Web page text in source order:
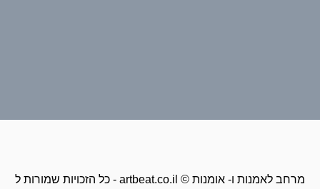
כל הזכויות שמורות ל - artbeat.co.il © מרחב לאמנות ו- אומנות